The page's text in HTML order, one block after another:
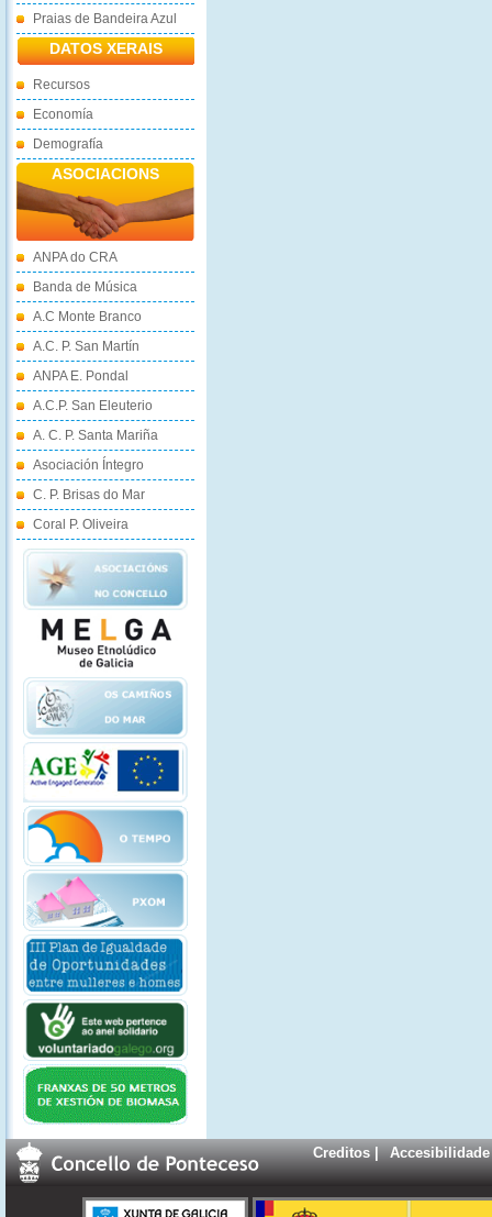
Praias de Bandeira Azul
DATOS XERAIS
Recursos
Economía
Demografía
ASOCIACIONS
ANPA do CRA
Banda de Música
A.C Monte Branco
A.C. P. San Martín
ANPA E. Pondal
A.C.P. San Eleuterio
A. C. P. Santa Mariña
Asociación Íntegro
C. P. Brisas do Mar
Coral P. Oliveira
Creditos| Accesibilidade